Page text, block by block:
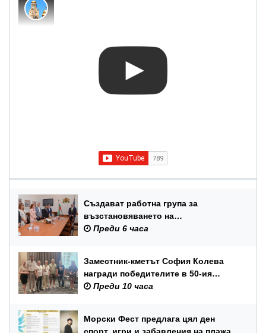
Създават работна група за
възстановяването на
Международния балетен конкурс –
Преди 6 часа
Заместник-кметът София Колева
награди победителите в 50-ия
юбилеен международен бридж
Преди 10 часа
Морски Фест предлага цял ден